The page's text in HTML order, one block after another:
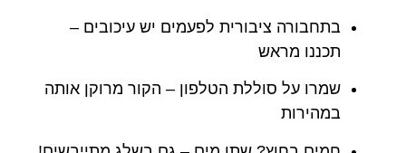
בתחבורה ציבורית לפעמים יש עיכובים –
תכננו מראש
שמרו על סוללת הטלפון – הקור מרוקן אותה
במהירות